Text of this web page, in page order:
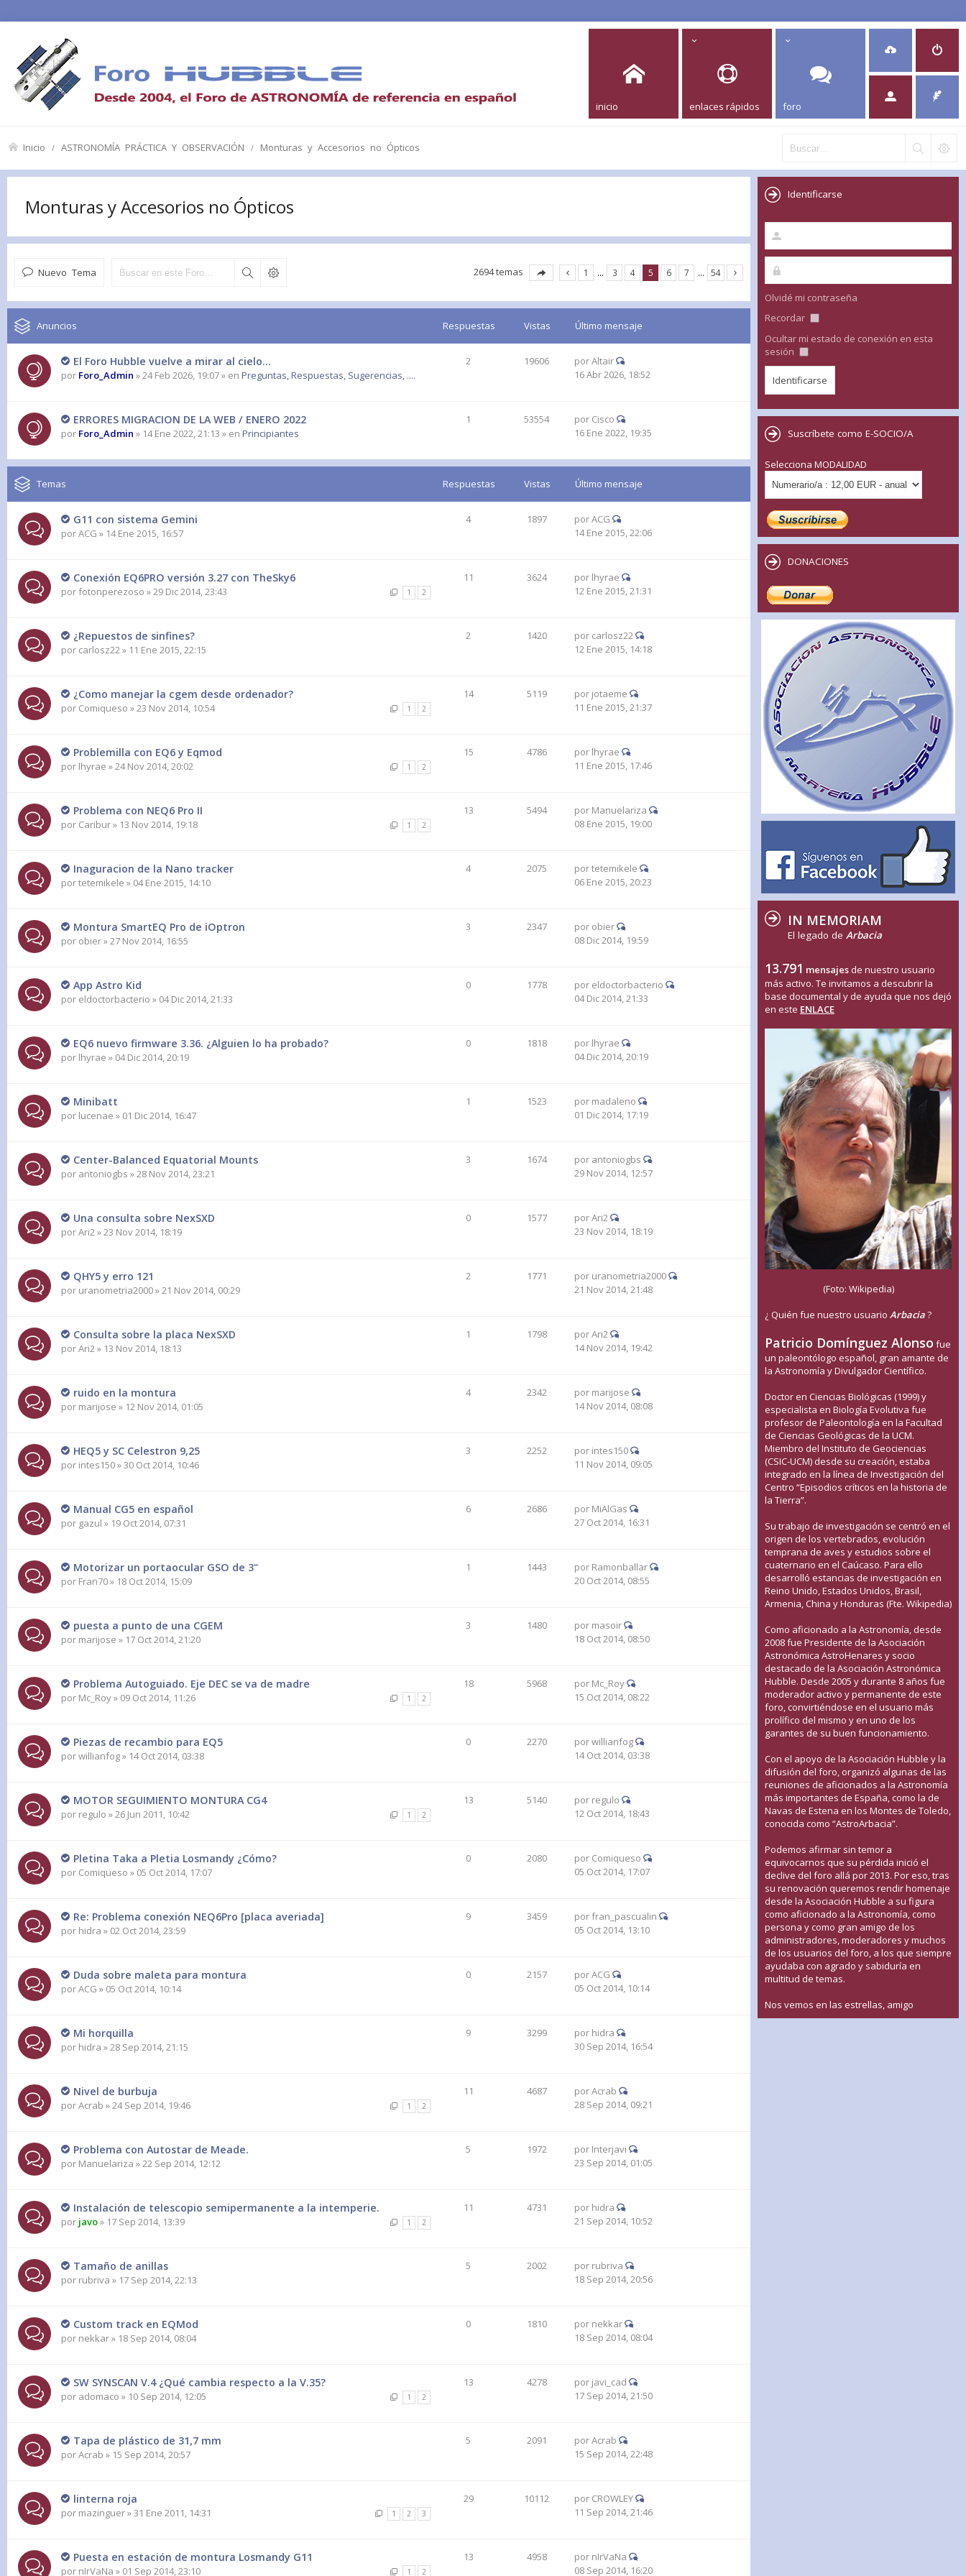
inicio enlaces rápidos foro
Inicio ASTRONOMÍA PRÁCTICA Y OBSERVACIÓN Monturas y Accesorios no Ópticos
Monturas y Accesorios no Ópticos
Nuevo Tema 2694 temas 1 … 3 4 5 6 7 … 54
Anuncios Respuestas Vistas Último mensaje
El Foro Hubble vuelve a mirar al cielo...
por Foro_Admin » 24 Feb 2026, 19:07 » en Preguntas, Respuestas, Sugerencias, ....
2 19606 porAltair
16 Abr 2026, 18:52
ERRORES MIGRACION DE LA WEB / ENERO 2022
por Foro_Admin » 14 Ene 2022, 21:13 » en Principiantes
1 53554 por Cisco
16 Ene 2022, 19:35
Temas Respuestas Vistas Último mensaje
G11 con sistema Gemini
porACG » 14 Ene 2015, 16:57
4 1897 porACG
14 Ene 2015, 22:06
Conexión EQ6PRO versión 3.27 con TheSky6
1 2
porfotonperezoso » 29 Dic 2014, 23:43
11 3624 por lhyrae
12 Ene 2015, 21:31
¿Repuestos de sinfines?
por carlosz22» 11 Ene 2015, 22:15
2 1420 por carlosz22
12 Ene 2015, 14:18
¿Como manejar la cgem desde ordenador?
1 2
por Comiqueso » 23 Nov 2014, 10:54
14 5119 por jotaeme
11 Ene 2015, 21:37
Problemilla con EQ6 y Eqmod
1 2
por lhyrae » 24 Nov 2014, 20:02
15 4786 por lhyrae
11 Ene 2015, 17:46
Problema con NEQ6 Pro II
1 2
por Caribur» 13 Nov 2014, 19:18
13 5494 por Manuelariza
08 Ene 2015, 19:00
Inaguracion de la Nano tracker
portetemikele » 04 Ene 2015, 14:10
4 2075 portetemikele
06 Ene 2015, 20:23
Montura SmartEQ Pro de iOptron
por obier» 27 Nov 2014, 16:55
3 2347 por obier
08 Dic 2014, 19:59
App Astro Kid
por eldoctorbacterio » 04 Dic 2014, 21:33
0 1778 por eldoctorbacterio
04 Dic 2014, 21:33
EQ6 nuevo firmware 3.36. ¿Alguien lo ha probado?
por lhyrae » 04 Dic 2014, 20:19
0 1818 por lhyrae
04 Dic 2014, 20:19
Minibatt
por lucenae » 01 Dic 2014, 16:47
1 1523 por madaleno
01 Dic 2014, 17:19
Center-Balanced Equatorial Mounts
por antoniogbs » 28 Nov 2014, 23:21
3 1674 por antoniogbs
29 Nov 2014, 12:57
Una consulta sobre NexSXD
porAri2» 23 Nov 2014, 18:19
0 1577 porAri2
23 Nov 2014, 18:19
QHY5 y erro 121
por uranometria2000» 21 Nov 2014, 00:29
2 1771 por uranometria2000
21 Nov 2014, 21:48
Consulta sobre la placa NexSXD
porAri2» 13 Nov 2014, 18:13
1 1798 porAri2
14 Nov 2014, 19:42
ruido en la montura
por marijose » 12 Nov 2014, 01:05
4 2342 por marijose
14 Nov 2014, 08:08
HEQ5 y SC Celestron 9,25
por intes150» 30 Oct 2014, 10:46
3 2252 por intes150
11 Nov 2014, 09:05
Manual CG5 en español
por gazul » 19 Oct 2014, 07:31
6 2686 por MiAlGas
27 Oct 2014, 16:31
Motorizar un portaocular GSO de 3"
por Fran70» 18 Oct 2014, 15:09
1 1443 por Ramonballar
20 Oct 2014, 08:55
puesta a punto de una CGEM
por marijose » 17 Oct 2014, 21:20
3 1480 por masoir
18 Oct 2014, 08:50
Problema Autoguiado. Eje DEC se va de madre
1 2
por Mc_Roy» 09 Oct 2014, 11:26
18 5968 por Mc_Roy
15 Oct 2014, 08:22
Piezas de recambio para EQ5
porwillianfog» 14 Oct 2014, 03:38
0 2270 porwillianfog
14 Oct 2014, 03:38
MOTOR SEGUIMIENTO MONTURA CG4
1 2
por regulo » 26 Jun 2011, 10:42
13 5140 por regulo
12 Oct 2014, 18:43
Pletina Taka a Pletia Losmandy ¿Cómo?
por Comiqueso » 05 Oct 2014, 17:07
0 2080 por Comiqueso
05 Oct 2014, 17:07
Re: Problema conexión NEQ6Pro [placa averiada]
por hidra » 02 Oct 2014, 23:59
9 3459 porfran_pascualin
05 Oct 2014, 13:10
Duda sobre maleta para montura
porACG » 05 Oct 2014, 10:14
0 2157 porACG
05 Oct 2014, 10:14
Mi horquilla
por hidra » 28 Sep 2014, 21:15
9 3299 por hidra
30 Sep 2014, 16:54
Nivel de burbuja
1 2
porAcrab » 24 Sep 2014, 19:46
11 4687 porAcrab
28 Sep 2014, 09:21
Problema con Autostar de Meade.
por Manuelariza » 22 Sep 2014, 12:12
5 1972 por Interjavi
23 Sep 2014, 01:05
Instalación de telescopio semipermanente a la intemperie.
1 2
por javo» 17 Sep 2014, 13:39
11 4731 por hidra
21 Sep 2014, 10:52
Tamaño de anillas
por rubriva » 17 Sep 2014, 22:13
5 2002 por rubriva
18 Sep 2014, 20:56
Custom track en EQMod
por nekkar» 18 Sep 2014, 08:04
0 1810 por nekkar
18 Sep 2014, 08:04
SW SYNSCAN V.4 ¿Qué cambia respecto a la V.35?
1 2
por adomaco » 10 Sep 2014, 12:05
13 4278 por javi_cad
17 Sep 2014, 21:50
Tapa de plástico de 31,7 mm
porAcrab » 15 Sep 2014, 20:57
5 2091 porAcrab
15 Sep 2014, 22:48
linterna roja
1 2 3
por mazinguer» 31 Ene 2011, 14:31
29 10112 por CROWLEY
11 Sep 2014, 21:46
Puesta en estación de montura Losmandy G11
1 2
por nIrVaNa » 01 Sep 2014, 23:10
13 4958 por nIrVaNa
08 Sep 2014, 16:20
Identificarse
Olvidé mi contraseña
Recordar
Ocultar mi estado de conexión en esta
sesión
Suscríbete como E-SOCIO/A
Selecciona MODALIDAD
DONACIONES
IN MEMORIAM
El legado de Arbacia
13.791 mensajes de nuestro usuario
más activo. Te invitamos a descubrir la
base documental y de ayuda que nos dejó
en este ENLACE
(Foto: Wikipedia)
¿ Quién fue nuestro usuario Arbacia?
Patricio Domínguez Alonso fue
un paleontólogo español, gran amante de
la Astronomía y Divulgador Científico.
Doctor en Ciencias Biológicas (1999) y
especialista en Biología Evolutiva fue
profesor de Paleontología en la Facultad
de Ciencias Geológicas de la UCM.
Miembro del Instituto de Geociencias
(CSIC-UCM) desde su creación, estaba
integrado en la línea de Investigación del
Centro “Episodios críticos en la historia de
la Tierra”.
Su trabajo de investigación se centró en el
origen de los vertebrados, evolución
temprana de aves y estudios sobre el
cuaternario en el Caúcaso. Para ello
desarrolló estancias de investigación en
Reino Unido, Estados Unidos, Brasil,
Armenia, China y Honduras (Fte. Wikipedia)
Como aficionado a la Astronomía, desde
2008 fue Presidente de la Asociación
Astronómica AstroHenares y socio
destacado de la Asociación Astronómica
Hubble. Desde 2005 y durante 8 años fue
moderador activo y permanente de este
foro, convirtiéndose en el usuario más
prolífico del mismo y en uno de los
garantes de su buen funcionamiento.
Con el apoyo de la Asociación Hubble y la
difusión del foro, organizó algunas de las
reuniones de aficionados a la Astronomía
más importantes de España, como la de
Navas de Estena en los Montes de Toledo,
conocida como “AstroArbacia”.
Podemos afirmar sin temor a
equivocarnos que su pérdida inició el
declive del foro allá por 2013. Por eso, tras
su renovación queremos rendir homenaje
desde la Asociación Hubble a su figura
como aficionado a la Astronomía, como
persona y como gran amigo de los
administradores, moderadores y muchos
de los usuarios del foro, a los que siempre
ayudaba con agrado y sabiduría en
multitud de temas.
Nos vemos en las estrellas, amigo